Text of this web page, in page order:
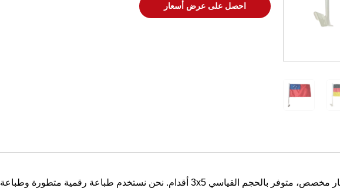
احصل على عرض أسعار
واحد من أكثر منتجاتنا مبيعًا هو علم بشعار مخصص، متوفر بالحجم القياسي 3x5 أقدام. نحن نستخدم طباعة رقمية متطورة وطباعة